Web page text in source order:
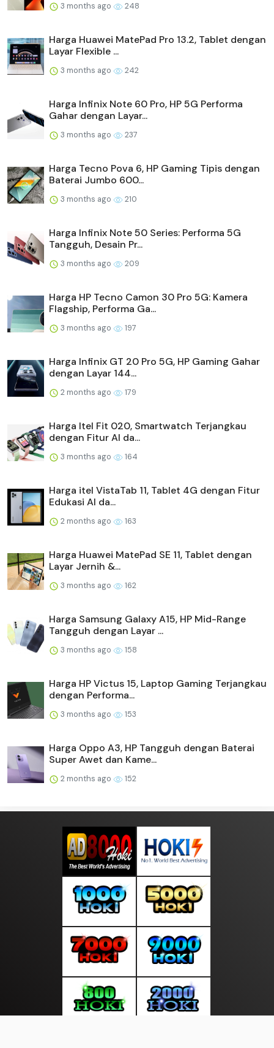
3 months ago 248
Harga Huawei MatePad Pro 13.2, Tablet dengan
Layar Flexible ...
3 months ago 242
Harga Infinix Note 60 Pro, HP 5G Performa
Gahar dengan Layar...
3 months ago 237
Harga Tecno Pova 6, HP Gaming Tipis dengan
Baterai Jumbo 600...
3 months ago 210
Harga Infinix Note 50 Series: Performa 5G
Tangguh, Desain Pr...
3 months ago 209
Harga HP Tecno Camon 30 Pro 5G: Kamera
Flagship, Performa Ga...
3 months ago 197
Harga Infinix GT 20 Pro 5G, HP Gaming Gahar
dengan Layar 144...
2 months ago 179
Harga Itel Fit 020, Smartwatch Terjangkau
dengan Fitur AI da...
3 months ago 164
Harga itel VistaTab 11, Tablet 4G dengan Fitur
Edukasi AI da...
2 months ago 163
Harga Huawei MatePad SE 11, Tablet dengan
Layar Jernih &...
3 months ago 162
Harga Samsung Galaxy A15, HP Mid-Range
Tangguh dengan Layar ...
3 months ago 158
Harga HP Victus 15, Laptop Gaming Terjangkau
dengan Performa...
3 months ago 153
Harga Oppo A3, HP Tangguh dengan Baterai
Super Awet dan Kame...
2 months ago 152